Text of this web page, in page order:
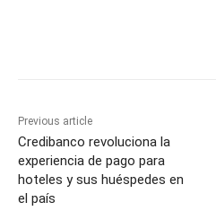
Previous article
Credibanco revoluciona la
experiencia de pago para
hoteles y sus huéspedes en
el país